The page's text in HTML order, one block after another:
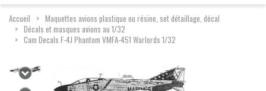
Accueil
Maquettes avions plastique ou résine, set détaillage, décal
Décals et masques avions au 1/32
Cam Decals F-4J Phantom VMFA-451 Warlords 1/32